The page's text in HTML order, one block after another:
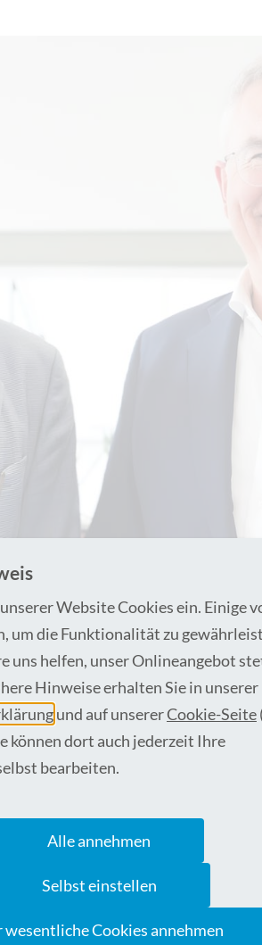
Vorgänger mit
für die
ist es, dass er dem
fand anschließend lobende
strategische
Website Cookies ein. Einige
um die Funktionalität zu
uns helfen, unser Onlineangebot
Hinweise erhalten Sie in unserer
und auf unsererCookie-Seite
können dort auch jederzeit Ihre
bearbeiten.
Alle annehmen
Selbst einstellen
wesentliche Cookies annehmen